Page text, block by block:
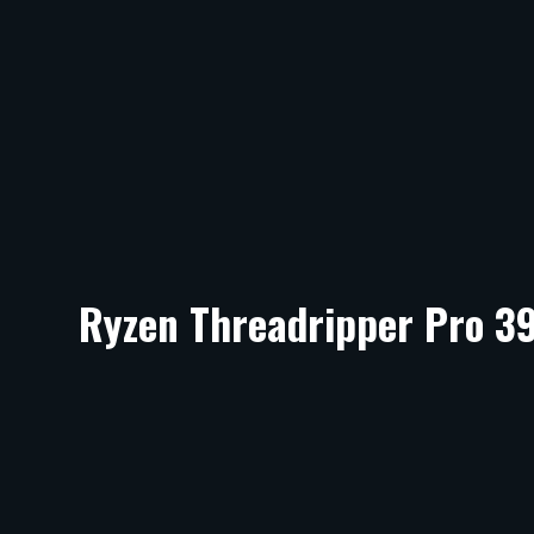
Ryzen Threadripper Pro